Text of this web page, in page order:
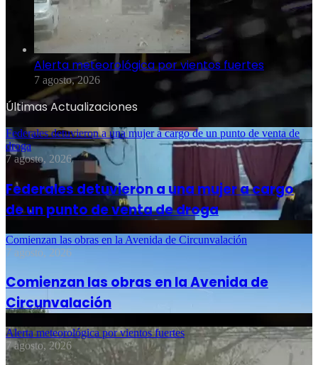
Alerta meteorológica por vientos fuertes
7 agosto, 2026
Últimas Actualizaciones
Federales detuvieron a una mujer a cargo de un punto de venta de
droga
7 agosto, 2026
Federales detuvieron a una mujer a cargo
de un punto de venta de droga
Comienzan las obras en la Avenida de Circunvalación
7 agosto, 2026
Comienzan las obras en la Avenida de
Circunvalación
Alerta meteorológica por vientos fuertes
7 agosto, 2026